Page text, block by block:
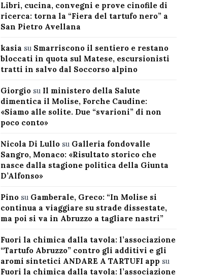
Libri, cucina, convegni e prove cinofile di
ricerca: torna la “Fiera del tartufo nero” a
San Pietro Avellana
kasia su Smarriscono il sentiero e restano
bloccati in quota sul Matese, escursionisti
tratti in salvo dal Soccorso alpino
Giorgiosu Il ministero della Salute
dimentica il Molise, Forche Caudine:
«Siamo alle solite. Due “svarioni” di non
poco conto»
Nicola Di Lullosu Galleria fondovalle
Sangro, Monaco: «Risultato storico che
nasce dalla stagione politica della Giunta
D’Alfonso»
Pinosu Gamberale, Greco: “In Molise si
continua a viaggiare su strade dissestate,
ma poi si va in Abruzzo a tagliare nastri”
Fuori la chimica dalla tavola: l’associazione
“Tartufo Abruzzo” contro gli additivi e gli
aromi sintetici ANDARE A TARTUFI app su
Fuori la chimica dalla tavola: l’associazione